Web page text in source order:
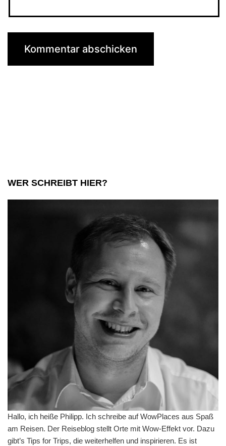
WER SCHREIBT HIER?
Hallo, ich heiße Philipp. Ich schreibe auf WowPlaces aus Spaß
am Reisen. Der Reiseblog stellt Orte mit Wow-Effekt vor. Dazu
gibt’s Tips for Trips, die weiterhelfen und inspirieren. Es ist